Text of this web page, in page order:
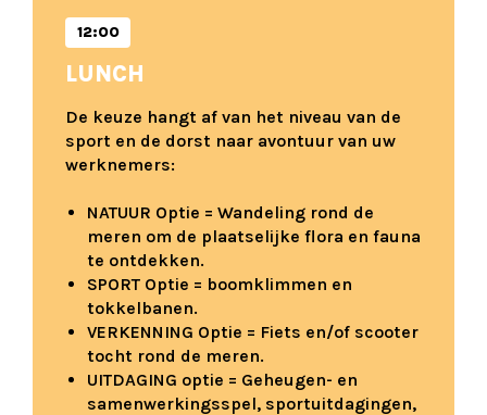
12:00
LUNCH
De keuze hangt af van het niveau van de
sport en de dorst naar avontuur van uw
werknemers:
NATUUR Optie = Wandeling rond de
meren om de plaatselijke flora en fauna
te ontdekken.
SPORT Optie = boomklimmen en
tokkelbanen.
VERKENNING Optie = Fiets en/of scooter
tocht rond de meren.
UITDAGING optie = Geheugen- en
samenwerkingsspel, sportuitdagingen,